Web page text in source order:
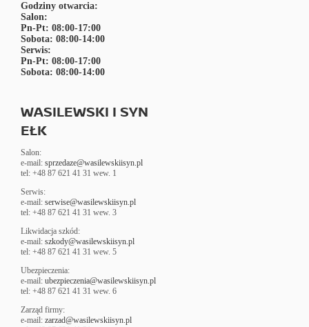
Godziny otwarcia:
Salon:
Pn-Pt: 08:00-17:00
Sobota: 08:00-14:00
Serwis:
Pn-Pt: 08:00-17:00
Sobota: 08:00-14:00
WASILEWSKI I SYN
EŁK
Salon:
e-mail: sprzedaze@wasilewskiisyn.pl
tel: +48 87 621 41 31 wew. 1
Serwis:
e-mail: serwise@wasilewskiisyn.pl
tel: +48 87 621 41 31 wew. 3
Likwidacja szkód:
e-mail: szkody@wasilewskiisyn.pl
tel: +48 87 621 41 31 wew. 5
Ubezpieczenia:
e-mail: ubezpieczenia@wasilewskiisyn.pl
tel: +48 87 621 41 31 wew. 6
Zarząd firmy:
e-mail: zarzad@wasilewskiisyn.pl